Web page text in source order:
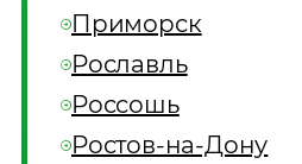
Приморск
Рославль
Россошь
Ростов-на-Дону